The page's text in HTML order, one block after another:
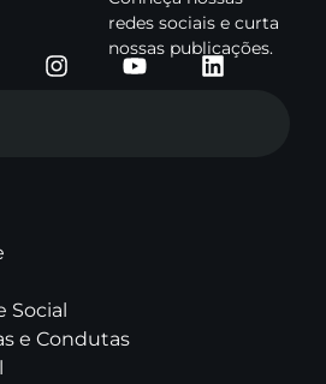
redes sociais e curta
nossas publicações.
Social
e Condutas